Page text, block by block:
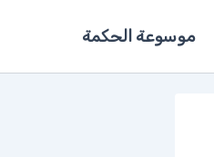
موسوعة الحكمة